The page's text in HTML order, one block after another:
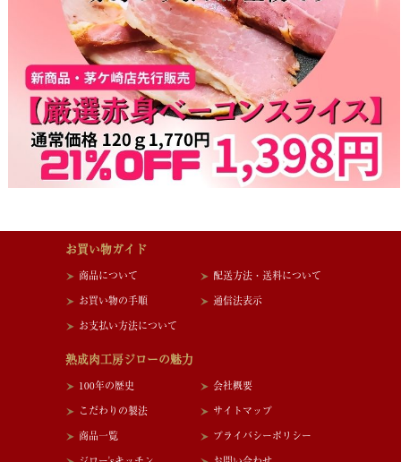
お買い物ガイド
商品について
お買い物の手順
お支払い方法について
配送方法・送料について
通信法表示
熟成肉工房ジローの魅力
100年の歴史
こだわりの製法
商品一覧
会社概要
サイトマップ
プライバシーポリシー